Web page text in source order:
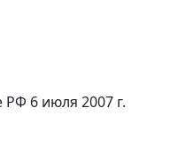
6 июля 2007 г.